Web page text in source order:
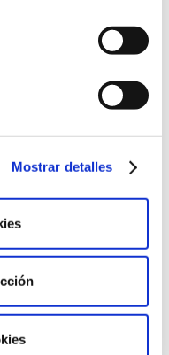
Mostrar detalles
y talento.
saludable: tanto
profesional,
de trabajo,
pueden
de
el